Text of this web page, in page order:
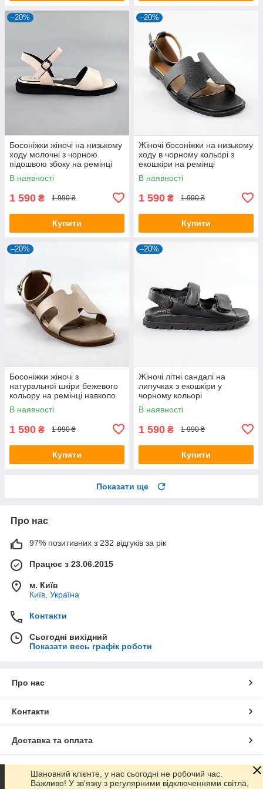
–20%
Босоніжки жіночі на низькому
ходу молочні з чорною
підошвою збоку на ремінці
В наявності
1 590 ₴ 1 990 ₴
Купити
–20%
Жіночі босоніжки на низькому
ходу в чорному кольорі з
екошкіри на ремінці
В наявності
1 590 ₴ 1 990 ₴
Купити
–20%
Босоніжки жіночі з
натуральної шкіри бежевого
кольору на ремінці навколо
ноги
В наявності
1 590 ₴ 1 990 ₴
Купити
–20%
Жіночі літні сандалі на
липучках з екошкіри у
чорному кольорі
В наявності
1 590 ₴ 1 990 ₴
Купити
Показати ще
Про нас
97% позитивних з 232 відгуків за рік
Працює з 23.06.2015
м. Київ
Київ, Україна
Контакти
Сьогодні вихідний
Показати весь графік роботи
Про нас
Контакти
Доставка та оплата
Графік роботи
Шановний клієнте, у нас сьогодні не робочий час.
Важливо! У зв'язку з регулярними відключеннями світла,